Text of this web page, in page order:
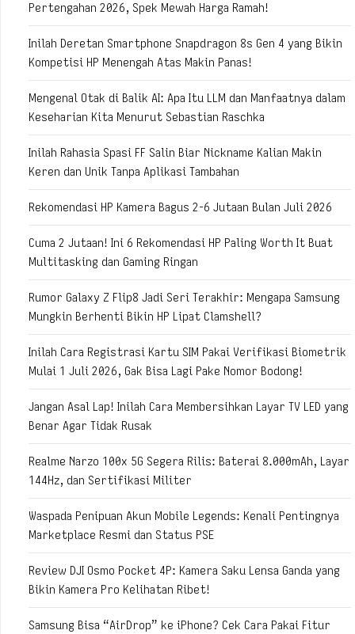
Pertengahan 2026, Spek Mewah Harga Ramah!
Inilah Deretan Smartphone Snapdragon 8s Gen 4 yang Bikin
Kompetisi HP Menengah Atas Makin Panas!
Mengenal Otak di Balik AI: Apa Itu LLM dan Manfaatnya dalam
Keseharian Kita Menurut Sebastian Raschka
Inilah Rahasia Spasi FF Salin Biar Nickname Kalian Makin
Keren dan Unik Tanpa Aplikasi Tambahan
Rekomendasi HP Kamera Bagus 2-6 Jutaan Bulan Juli 2026
Cuma 2 Jutaan! Ini 6 Rekomendasi HP Paling Worth It Buat
Multitasking dan Gaming Ringan
Rumor Galaxy Z Flip8 Jadi Seri Terakhir: Mengapa Samsung
Mungkin Berhenti Bikin HP Lipat Clamshell?
Inilah Cara Registrasi Kartu SIM Pakai Verifikasi Biometrik
Mulai 1 Juli 2026, Gak Bisa Lagi Pake Nomor Bodong!
Jangan Asal Lap! Inilah Cara Membersihkan Layar TV LED yang
Benar Agar Tidak Rusak
Realme Narzo 100x 5G Segera Rilis: Baterai 8.000mAh, Layar
144Hz, dan Sertifikasi Militer
Waspada Penipuan Akun Mobile Legends: Kenali Pentingnya
Marketplace Resmi dan Status PSE
Review DJI Osmo Pocket 4P: Kamera Saku Lensa Ganda yang
Bikin Kamera Pro Kelihatan Ribet!
Samsung Bisa “AirDrop” ke iPhone? Cek Cara Pakai Fitur